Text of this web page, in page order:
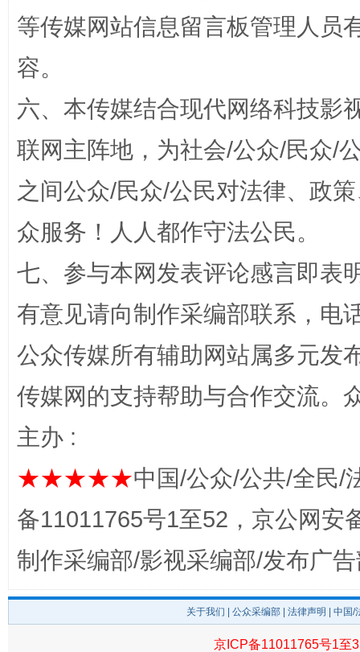
扯下公款旅游的“隐身衣” 如何以
“蜀中异人”王建安的艺术幻境
完善运行机制助力责任有效落实
等传媒网站信息留言板管理人员
容。
六、本传媒结合现代网络科技影
联网主阵地，为社会/公众/民众/
之间公众/民众/公民对法律、政
众服务！人人都作守法公民。
七、参与本网发表评论感言即表
有意见请向制作采编部联系，电
公众传媒所有辅助网站属多元发
传媒网的支持帮助与合作交流。
主办 :
★★★★★中国/公众/公共/全民/
备11011765号1至52，京公网安
制作采编部/影视采编部/发布广
关于我们 公众采编部 法律声明 | 中国
京ICP备11011765号1至